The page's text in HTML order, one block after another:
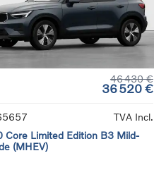
46 430 €
36 520 €
TVA Incl.
Core Limited Edition B3 Mild-
(MHEV)